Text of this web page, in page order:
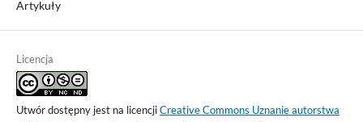
Artykuły
Licencja
Utwór dostępny jest na licencjiCreative Commons Uznanie autorstwa